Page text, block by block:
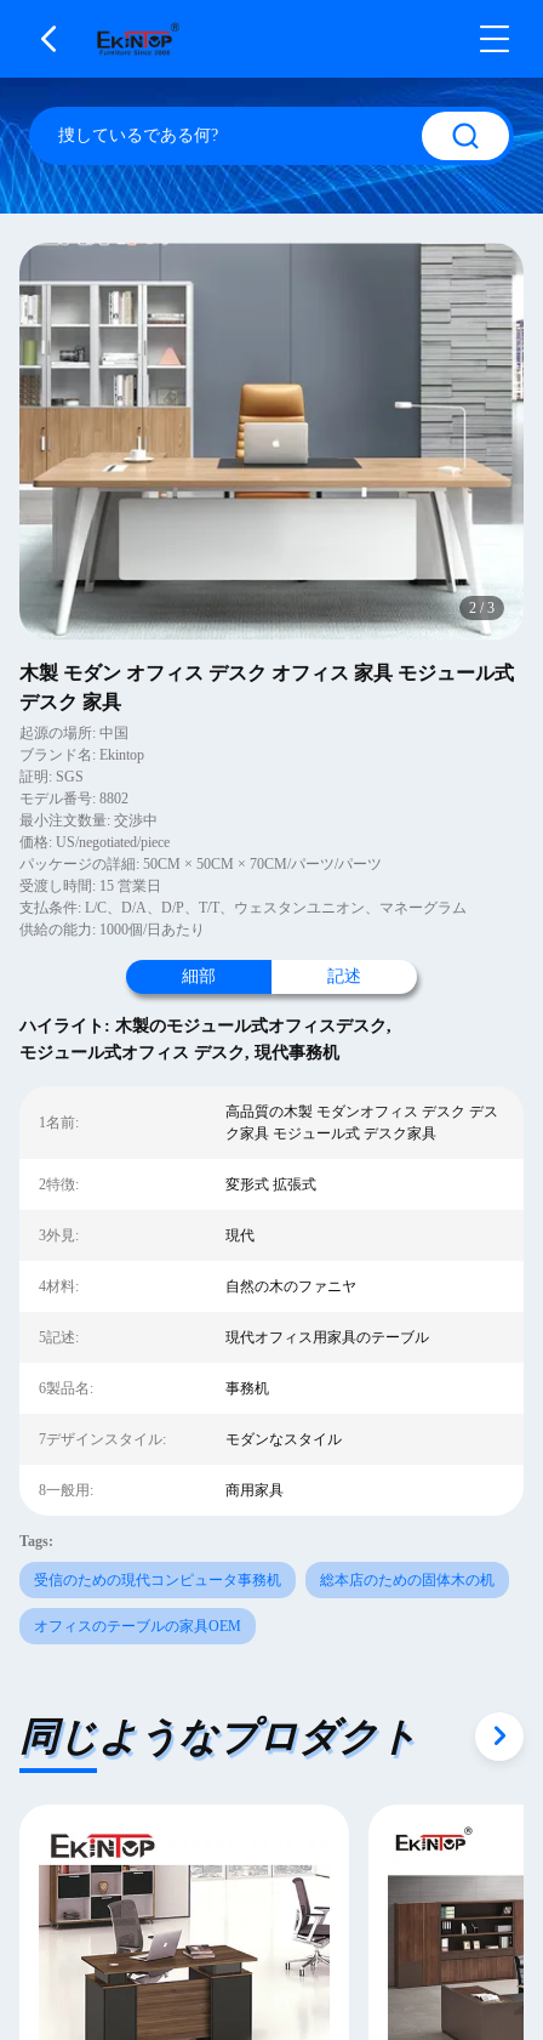
2 / 3
木製 モダン オフィス デスク オフィス 家具 モジュール式
デスク 家具
起源の場所: 中国
ブランド名: Ekintop
証明: SGS
モデル番号: 8802
最小注文数量: 交渉中
価格: US/negotiated/piece
パッケージの詳細: 50CM × 50CM × 70CM/パーツ/パーツ
受渡し時間: 15 営業日
支払条件: L/C、D/A、D/P、T/T、ウェスタンユニオン、マネーグラム
供給の能力: 1000個/日あたり
細部 記述
ハイライト: 木製のモジュール式オフィスデスク,
モジュール式オフィス デスク, 現代事務机
1名前:
高品質の木製 モダンオフィス デスク デス
ク家具 モジュール式 デスク家具
2特徴: 変形式 拡張式
3外見: 現代
4材料: 自然の木のファニヤ
5記述: 現代オフィス用家具のテーブル
6製品名: 事務机
7デザインスタイル: モダンなスタイル
8一般用: 商用家具
Tags:
受信のための現代コンピュータ事務机 総本店のための固体木の机
オフィスのテーブルの家具OEM
同じようなプロダクト